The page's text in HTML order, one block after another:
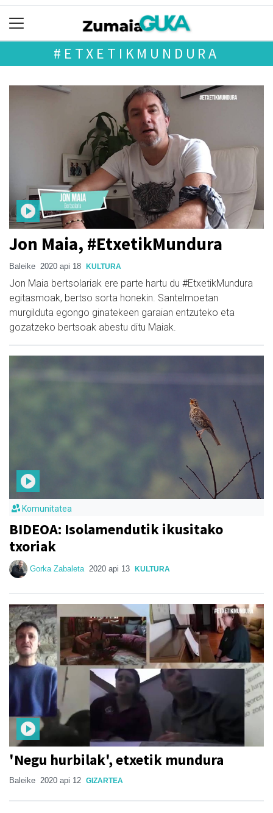
#ETXETIKMUNDURA
Jon Maia, #EtxetikMundura
Baleike 2020 api 18 KULTURA
Jon Maia bertsolariak ere parte hartu du #EtxetikMundura
egitasmoak, bertso sorta honekin. Santelmoetan
murgilduta egongo ginatekeen garaian entzuteko eta
gozatzeko bertsoak abestu ditu Maiak.
Komunitatea
BIDEOA: Isolamendutik ikusitako
txoriak
Gorka Zabaleta 2020 api 13 KULTURA
'Negu hurbilak', etxetik mundura
Baleike 2020 api 12 GIZARTEA